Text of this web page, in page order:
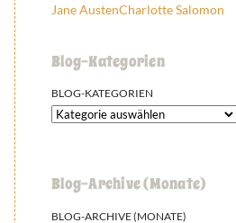
Jane AustenCharlotte Salomon
Blog-Kategorien
BLOG-KATEGORIEN
Blog-Archive (Monate)
BLOG-ARCHIVE (MONATE)